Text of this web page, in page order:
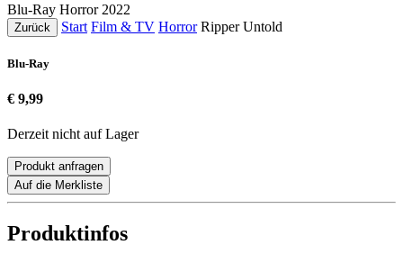
Blu-Ray Horror 2022
Zurück Start Film & TV Horror Ripper Untold
Blu-Ray
€ 9,99
Derzeit nicht auf Lager
Produkt anfragen
Auf die Merkliste
Produktinfos